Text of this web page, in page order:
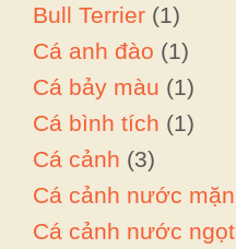
Bull Terrier (1)
Cá anh đào (1)
Cá bảy màu (1)
Cá bình tích (1)
Cá cảnh (3)
Cá cảnh nước mặn
Cá cảnh nước ngọt